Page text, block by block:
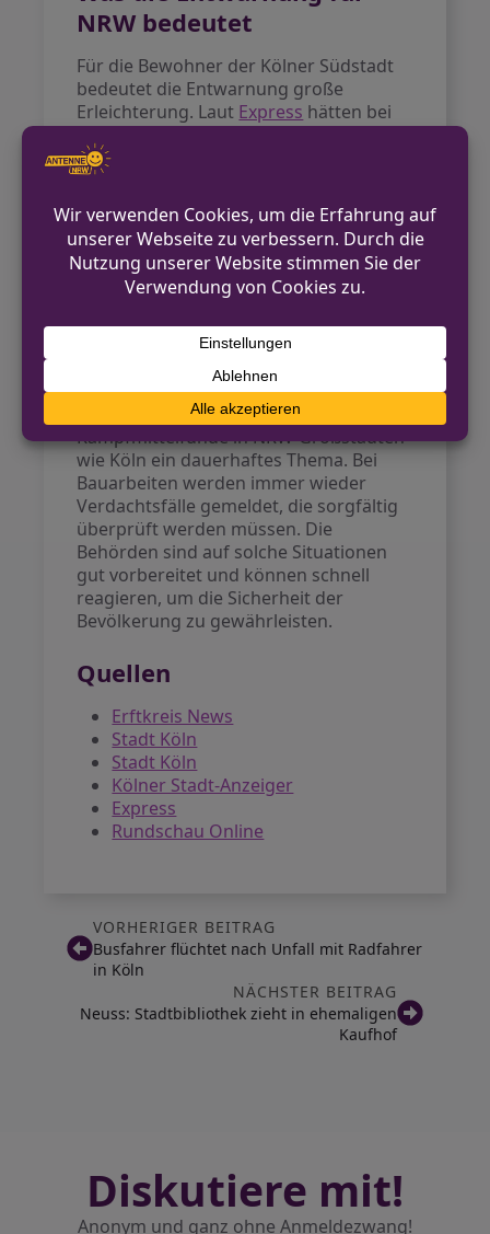
NRW bedeutet
Für die Bewohner der Kölner Südstadt
bedeutet die Entwarnung große
Erleichterung. Laut Express hätten bei
Menschen evakuiert werden müssen.
Dies hätte massive Auswirkungen auf
den Verkehr und das öffentliche Leben
in der Domstadt gehabt. Die
rechtzeitige Klärung verhinderte
unnötige Belastungen für Anwohner
und Geschäftsleute.
Auch wenn diesmal Entwarnung
gegeben werden konnte, bleiben
Kampfmittelfunde in NRW-Großstädten
wie Köln ein dauerhaftes Thema. Bei
Bauarbeiten werden immer wieder
Verdachtsfälle gemeldet, die sorgfältig
überprüft werden müssen. Die
Behörden sind auf solche Situationen
gut vorbereitet und können schnell
reagieren, um die Sicherheit der
Bevölkerung zu gewährleisten.
Quellen
Erftkreis News
Stadt Köln
Stadt Köln
Kölner Stadt-Anzeiger
Express
Rundschau Online
VORHERIGER BEITRAG
Busfahrer flüchtet nach Unfall mit Radfahrer
in Köln
NÄCHSTER BEITRAG
Neuss: Stadtbibliothek zieht in ehemaligen
Kaufhof
Diskutiere mit!
Anonym und ganz ohne Anmeldezwang!